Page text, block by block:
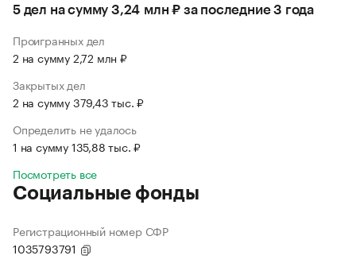
5 дел на сумму 3,24 млн ₽ за последние 3 года
Проигранных дел
2 на сумму 2,72 млн ₽
Закрытых дел
2 на сумму 379,43 тыс. ₽
Определить не удалось
1 на сумму 135,88 тыс. ₽
Посмотреть все
Социальные фонды
Регистрационный номер СФР
1035793791